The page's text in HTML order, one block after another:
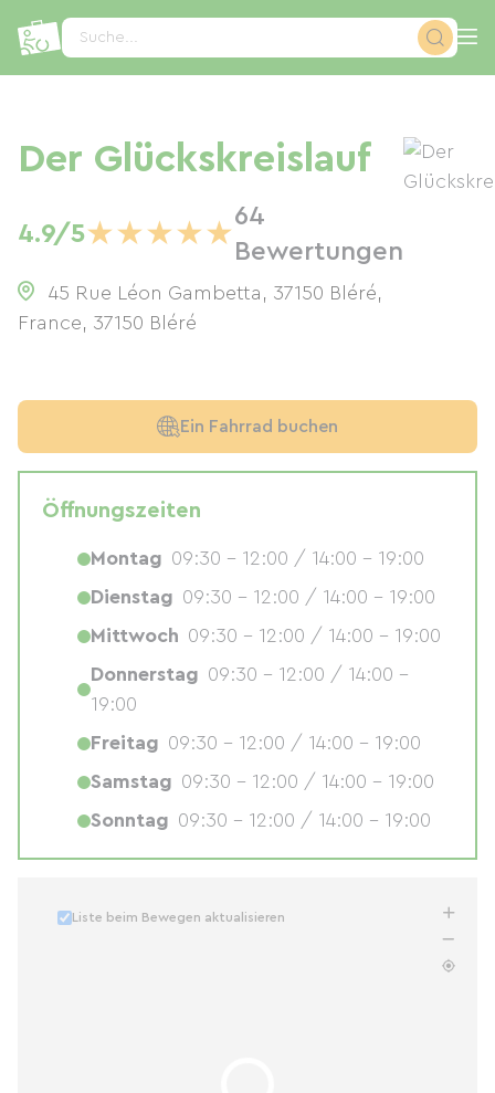
Suche...
Der Glückskreislauf
4.9/5★★★★★
64
Bewertungen
45 Rue Léon Gambetta, 37150 Bléré,
France, 37150 Bléré
Liste beim Bewegen aktualisieren
Ein Fahrrad buchen
Öffnungszeiten
Montag 09:30 - 12:00 / 14:00 - 19:00
Dienstag 09:30 - 12:00 / 14:00 - 19:00
Mittwoch 09:30 - 12:00 / 14:00 - 19:00
Donnerstag 09:30 - 12:00 / 14:00 -
19:00
Freitag 09:30 - 12:00 / 14:00 - 19:00
Samstag 09:30 - 12:00 / 14:00 - 19:00
Sonntag 09:30 - 12:00 / 14:00 - 19:00
Cookie-Einstellungen